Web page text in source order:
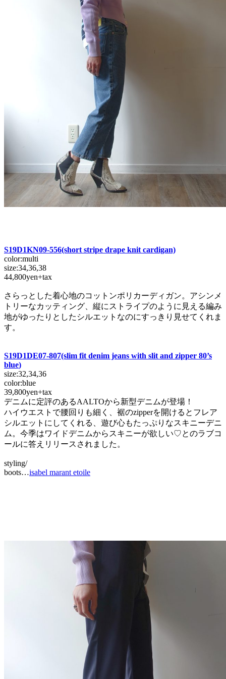
S19D1KN09-556(short stripe drape knit cardigan)
color:multi
size:34,36,38
44,800yen+tax
さらっとした着心地のコットンポリカーディガン。アシンメ
トリーなカッティング、縦にストライプのように見える編み
地がゆったりとしたシルエットなのにすっきり見せてくれま
す。
S19D1DE07-807(slim fit denim jeans with slit and zipper 80’s
blue)
size:32,34,36
color:blue
39,800yen+tax
デニムに定評のあるAALTOから新型デニムが登場！
ハイウエストで腰回りも細く、裾のzipperを開けるとフレア
シルエットにしてくれる、遊び心もたっぷりなスキニーデニ
ム。今季はワイドデニムからスキニーが欲しい♡とのラブコ
ールに答えリリースされました。
styling/
boots…isabel marant etoile